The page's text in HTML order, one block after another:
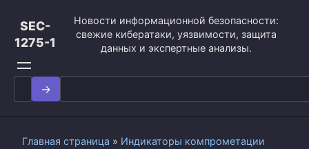
контенту
SEC-
1275-1
Новости информационной безопасности:
свежие кибератаки, уязвимости, защита
данных и экспертные анализы.
Search
for:
Главная страница » Индикаторы компрометации